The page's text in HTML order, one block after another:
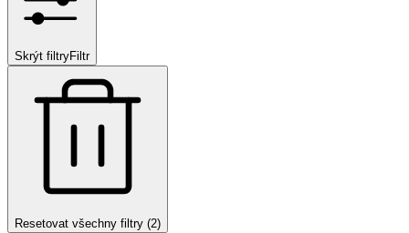
Skrýt filtryFiltr
Resetovat všechny filtry (2)